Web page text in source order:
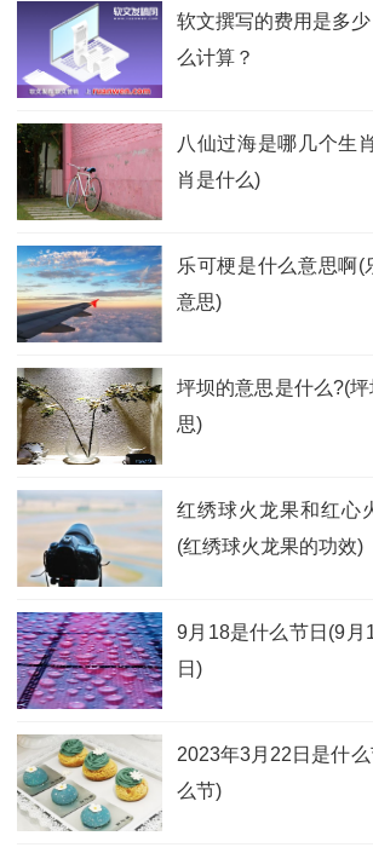
软文撰写的费用是多
么计算？
八仙过海是哪几个生
肖是什么)
乐可梗是什么意思啊(
意思)
坪坝的意思是什么?(
思)
红绣球火龙果和红心
(红绣球火龙果的功效)
9月18是什么节日(9月
日)
2023年3月22日是什
么节)